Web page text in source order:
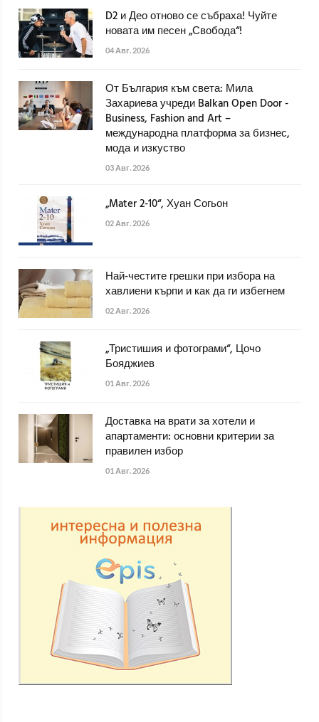
D2 и Део отново се събраха! Чуйте
новата им песен „Свобода“!
04 Авг. 2026
От България към света: Мила
Захариева учреди Balkan Open Door -
Business, Fashion and Art –
международна платформа за бизнес,
мода и изкуство
03 Авг. 2026
„Mater 2-10“, Хуан Согьон
02 Авг. 2026
Най-честите грешки при избора на
хавлиени кърпи и как да ги избегнем
02 Авг. 2026
„Тристишия и фотограми“, Цочо
Бояджиев
01 Авг. 2026
Доставка на врати за хотели и
апартаменти: основни критерии за
правилен избор
01 Авг. 2026